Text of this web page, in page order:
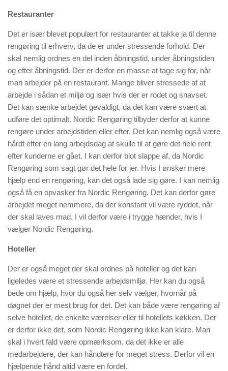
Restauranter
Det er især blevet populært for restauranter at takke ja til denne
rengøring til erhverv, da de er under stressende forhold. Der
skal nemlig ordnes en del inden åbningstid, under åbningstiden
og efter åbningstid. Der er derfor en masse at tage sig for, når
man arbejder på en restaurant. Mange bliver stressede af at
arbejde i sådan et miljø og især hvis der er rodet og snavset.
Det kan sænke arbejdet gevaldigt, da det kan være svært at
udføre det optimalt. Nordic Rengøring tilbyder derfor at kunne
rengøre under arbejdstiden eller efter. Det kan nemlig også være
hårdt efter en lang arbejdsdag at skulle til at gøre det hele rent
efter kunderne er gået. I kan derfor blot slappe af, da Nordic
Rengøring som sagt gør det hele for jer. Hvis I ønsker mere
hjælp end en rengøring, kan det også lade sig gøre. I kan nemlig
også få en opvasker fra Nordic Rengøring. Det kan derfor gøre
arbejdet meget nemmere, da der konstant vil være ryddet, når
der skal laves mad. I vil derfor være i trygge hænder, hvis I
vælger Nordic Rengøring.
Hoteller
Der er også meget der skal ordnes på hoteller og det kan
ligeledes være et stressende arbejdsmiljø. Her kan du også
bede om hjælp, hvor du også her selv vælger, hvornår på
døgnet der er mest brug for det. Det kan både være rengøring af
selve hotellet, de enkelte værelser eller til hotellets køkken. Der
er derfor ikke det, som Nordic Rengøring ikke kan klare. Man
skal i hvert fald være opmærksom, da det ikke er alle
medarbejdere, der kan håndtere for meget stress. Derfor vil en
hjælpende hånd altid være en fordel.